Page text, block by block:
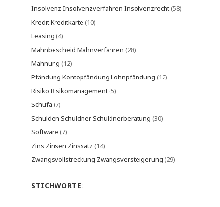
Insolvenz Insolvenzverfahren Insolvenzrecht(58)
Kredit Kreditkarte (10)
Leasing (4)
Mahnbescheid Mahnverfahren (28)
Mahnung (12)
Pfändung Kontopfändung Lohnpfändung (12)
Risiko Risikomanagement(5)
Schufa (7)
Schulden Schuldner Schuldnerberatung (30)
Software (7)
Zins Zinsen Zinssatz (14)
Zwangsvollstreckung Zwangsversteigerung (29)
STICHWORTE: